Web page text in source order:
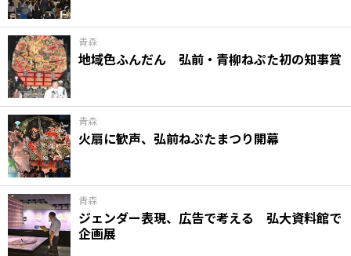
青森
地域色ふんだん 弘前・青柳ねぷた初の知事賞
青森
火扇に歓声、弘前ねぷたまつり開幕
青森
ジェンダー表現、広告で考える 弘大資料館で
企画展